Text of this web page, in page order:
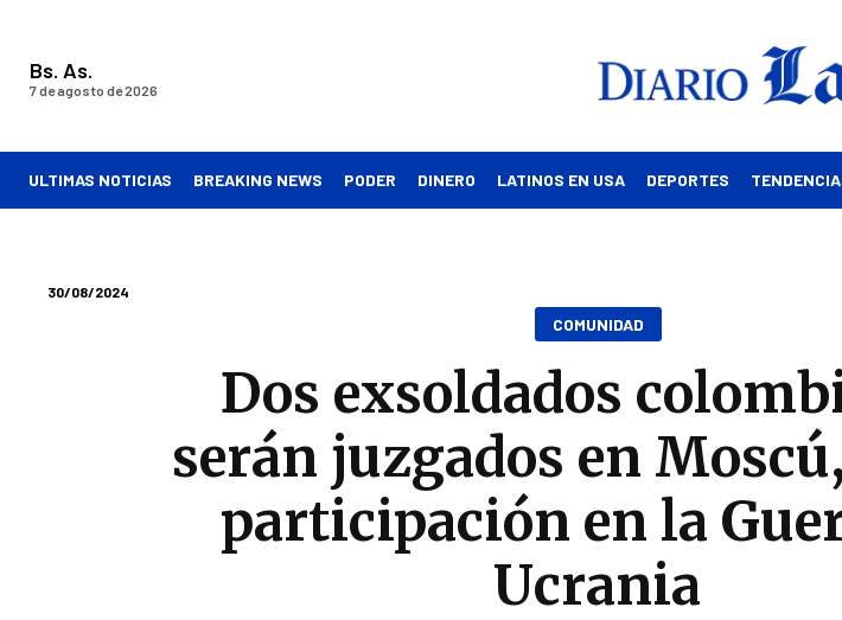
Bs. As.
7 de agosto de 2026
ULTIMAS NOTICIAS BREAKING NEWS PODER DINERO LATINOS EN USA DEPORTES TENDENCIA
30/08/2024
COMUNIDAD
Dos exsoldados
serán juzgados en
participación en la
Ucrania